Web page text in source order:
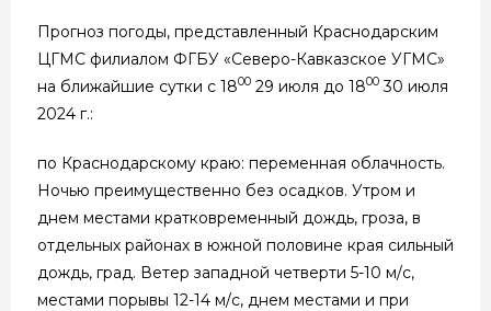
Прогноз погоды, представленный Краснодарским
ЦГМС филиалом ФГБУ «Северо-Кавказское УГМС»
на ближайшие сутки с 1800 29 июля до 1800 30 июля
2024 г.:
по Краснодарскому краю: переменная облачность.
Ночью преимущественно без осадков. Утром и
днем местами кратковременный дождь, гроза, в
отдельных районах в южной половине края сильный
дождь, град. Ветер западной четверти 5-10 м/с,
местами порывы 12-14 м/с, днем местами и при